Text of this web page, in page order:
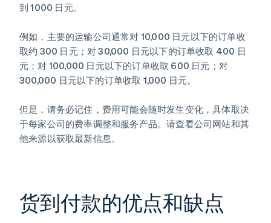
到 1000 日元。
例如，主要的运输公司通常对 10,000 日元以下的订单收
取约 300 日元；对 30,000 日元以下的订单收取 400 日
元；对 100,000 日元以下的订单收取 600 日元；对
300,000 日元以下的订单收取 1,000 日元。
但是，请务必记住，费用可能会随时发生变化，具体取决
于每家公司的费率调整和服务产品。请查看公司网站和其
他来源以获取最新信息。
货到付款的优点和缺点